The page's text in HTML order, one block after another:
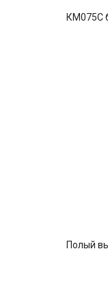
КМ075C
Полый